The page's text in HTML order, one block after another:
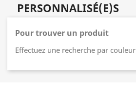
PERSONNALISÉ(E)S
Pour trouver un produit
Effectuez une recherche par couleur